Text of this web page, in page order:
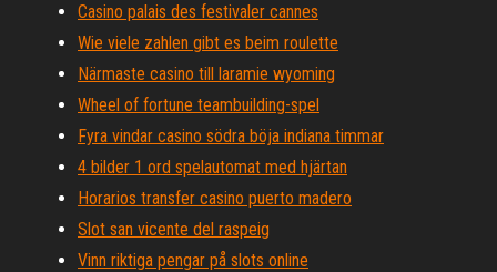
Casino palais des festivaler cannes
Wie viele zahlen gibt es beim roulette
Närmaste casino till laramie wyoming
Wheel of fortune teambuilding-spel
Fyra vindar casino södra böja indiana timmar
4 bilder 1 ord spelautomat med hjärtan
Horarios transfer casino puerto madero
Slot san vicente del raspeig
Vinn riktiga pengar på slots online